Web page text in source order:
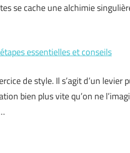
se cache une alchimie
essentielles et conseils
de style. Il s’agit d’un levier
bien plus vite qu’on ne